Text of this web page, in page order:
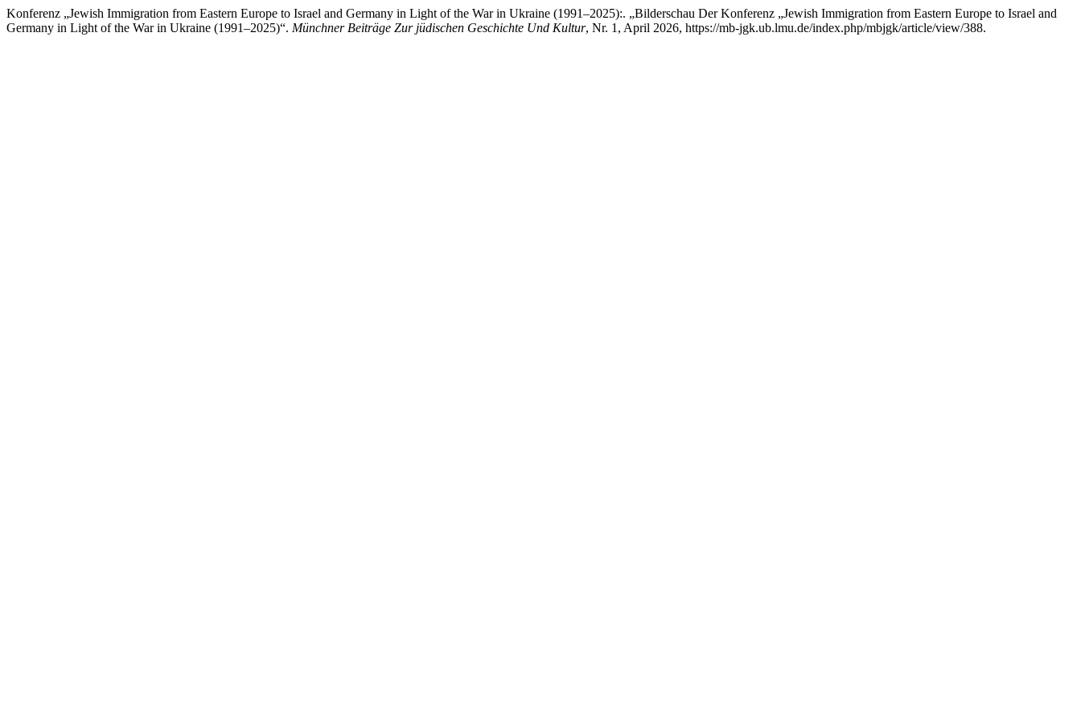
Konferenz „Jewish Immigration from Eastern Europe to Israel and Germany in Light of the War in Ukraine (1991–2025):. „Bilderschau Der Konferenz „Jewish Immigration from Eastern Europe to Israel and
Germany in Light of the War in Ukraine (1991–2025)“. Münchner Beiträge Zur jüdischen Geschichte Und Kultur, Nr. 1, April 2026, https://mb-jgk.ub.lmu.de/index.php/mbjgk/article/view/388.